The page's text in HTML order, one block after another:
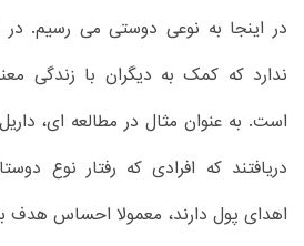
در اینجا به نوعی دوستی می رسیم. در
ندارد که کمک به دیگران با زندگی
است. به عنوان مثال در مطالعه ای،
دریافتند که افرادی که رفتار نوع
اهدای پول دارند، معمولا احساس هدف